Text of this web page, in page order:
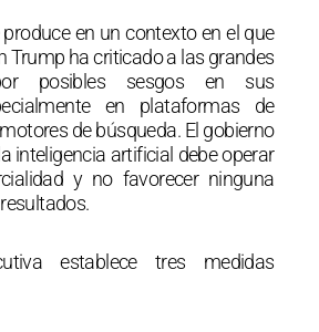
en un contexto en el que
Trump ha criticado a las grandes
posibles sesgos en sus
en plataformas de
de búsqueda. El gobierno
inteligencia artificial debe operar
y no favorecer ninguna
establece tres medidas